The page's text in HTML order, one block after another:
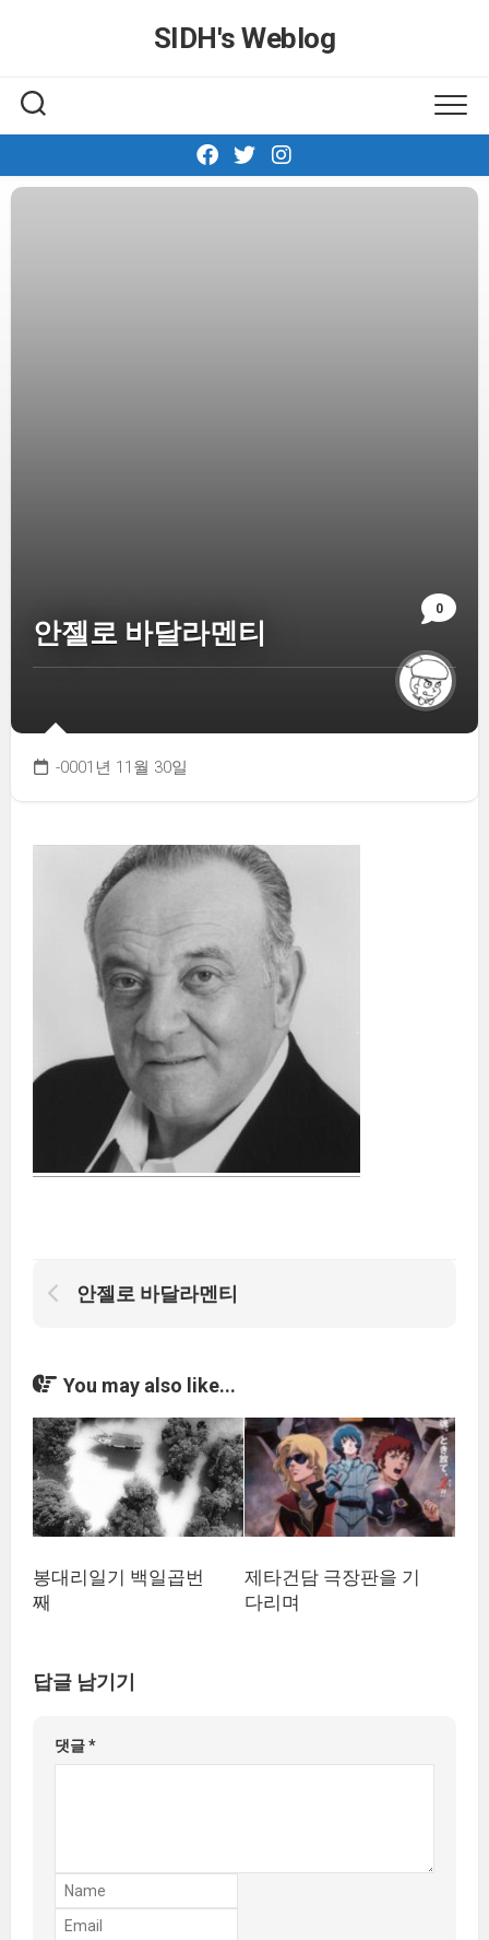
SIDH′s Weblog
0
안젤로 바달라멘티
-0001년 11월 30일
안젤로 바달라멘티
You may also like...
봉대리일기 백일곱번
째
제타건담 극장판을 기
다리며
답글 남기기
댓글*